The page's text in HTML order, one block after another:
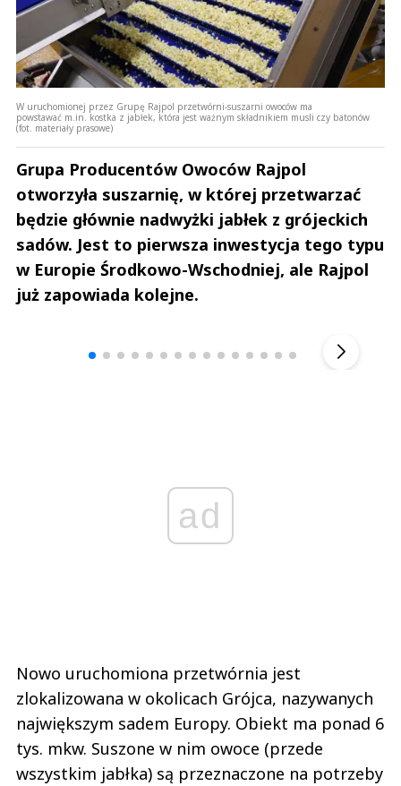
W uruchomionej przez Grupę Rajpol przetwórni-suszarni owoców ma
powstawać m.in. kostka z jabłek, która jest ważnym składnikiem musli czy batonów
(fot. materiały prasowe)
Grupa Producentów Owoców Rajpol
otworzyła suszarnię, w której przetwarzać
będzie głównie nadwyżki jabłek z grójeckich
sadów. Jest to pierwsza inwestycja tego typu
w Europie Środkowo-Wschodniej, ale Rajpol
już zapowiada kolejne.
ad
Nowo uruchomiona przetwórnia jest
zlokalizowana w okolicach Grójca, nazywanych
największym sadem Europy. Obiekt ma ponad 6
tys. mkw. Suszone w nim owoce (przede
wszystkim jabłka) są przeznaczone na potrzeby